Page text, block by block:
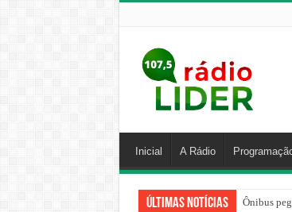
Inicial A Rádio
Últimas Notícias Ônibus